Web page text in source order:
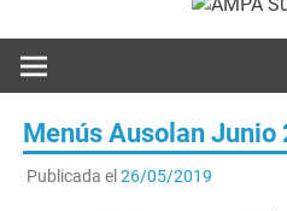
Menús Ausolan Junio
Publicada el 26/05/2019